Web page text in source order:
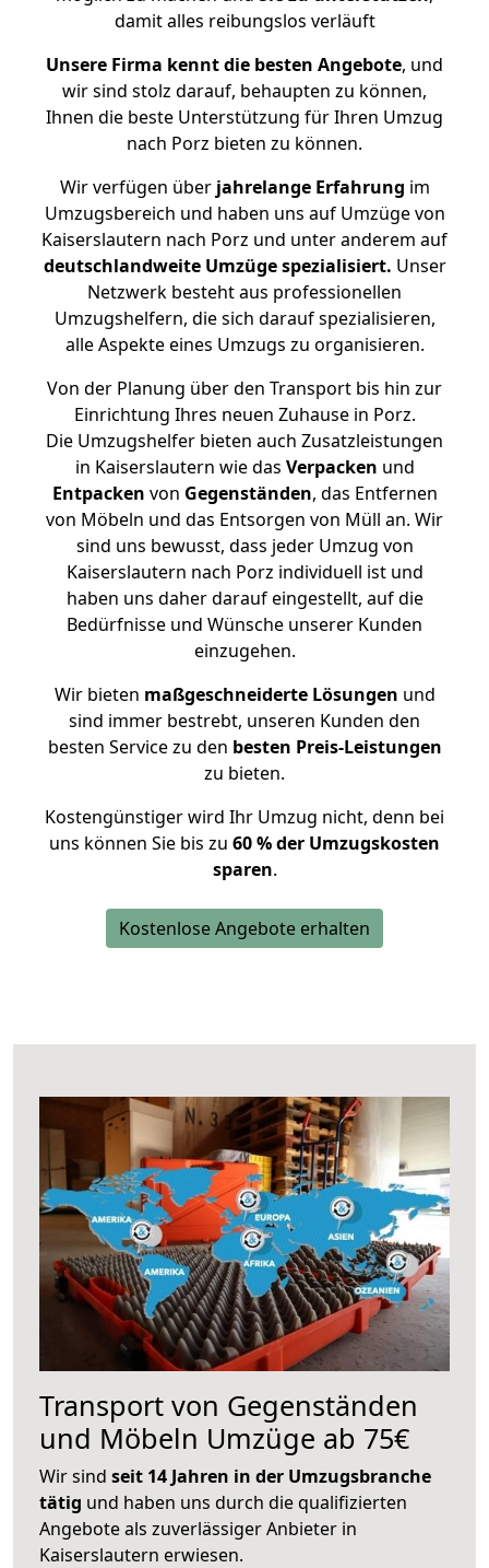
damit alles reibungslos verläuft
Unsere Firma kennt die besten Angebote, und
wir sind stolz darauf, behaupten zu können,
Ihnen die beste Unterstützung für Ihren Umzug
nach Porz bieten zu können.
Wir verfügen überjahrelange Erfahrung im
Umzugsbereich und haben uns auf Umzüge von
Kaiserslautern nach Porz und unter anderem auf
deutschlandweite Umzüge spezialisiert. Unser
Netzwerk besteht aus professionellen
Umzugshelfern, die sich darauf spezialisieren,
alle Aspekte eines Umzugs zu organisieren.
Von der Planung über den Transport bis hin zur
Einrichtung Ihres neuen Zuhause in Porz.
Die Umzugshelfer bieten auch Zusatzleistungen
in Kaiserslautern wie das Verpacken und
Entpacken von Gegenständen, das Entfernen
von Möbeln und das Entsorgen von Müll an. Wir
sind uns bewusst, dass jeder Umzug von
Kaiserslautern nach Porz individuell ist und
haben uns daher darauf eingestellt, auf die
Bedürfnisse und Wünsche unserer Kunden
einzugehen.
Wir bieten maßgeschneiderte Lösungen und
sind immer bestrebt, unseren Kunden den
besten Service zu den besten Preis-Leistungen
zu bieten.
Kostengünstiger wird Ihr Umzug nicht, denn bei
uns können Sie bis zu 60 % der Umzugskosten
sparen.
Kostenlose Angebote erhalten
Transport von Gegenständen
und Möbeln Umzüge ab 75€
Wir sind seit 14 Jahren in der Umzugsbranche
tätig und haben uns durch die qualifizierten
Angebote als zuverlässiger Anbieter in
Kaiserslautern erwiesen.